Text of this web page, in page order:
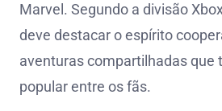
Marvel. Segundo a divisão
deve destacar o espírito
aventuras compartilhadas que
popular entre os fãs.